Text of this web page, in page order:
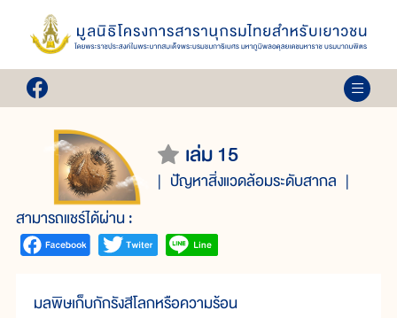
เล่ม 15
ปัญหาสิ่งแวดล้อมระดับสากล
สามารถแชร์ได้ผ่าน :
มลพิษเก็บกักรังสีโลกหรือความร้อน